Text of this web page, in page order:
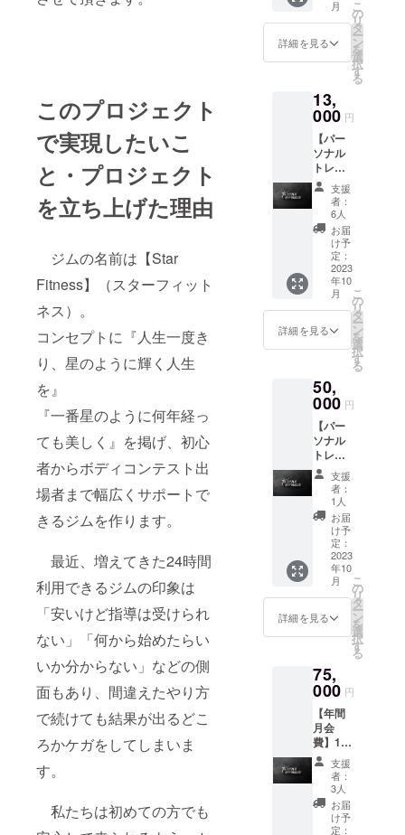
このプロジェクト
で実現したいこ
と・プロジェクト
を立ち上げた理由
ジムの名前は【Star
Fitness】（スターフィット
ネス）。
コンセプトに『人生一度き
り、星のように輝く人生
を』
『一番星のように何年経っ
ても美しく』を掲げ、初心
者からボディコンテスト出
場者まで幅広くサポートで
きるジムを作ります。
最近、増えてきた24時間
利用できるジムの印象は
「安いけど指導は受けられ
ない」「何から始めたらい
いか分からない」などの側
面もあり、間違えたやり方
で続けても結果が出るどこ
ろかケガをしてしまいま
す。
私たちは初めての方でも
話にて
ご予約
をお願
限2023
年11月
年4月末
まで
チケッ
トを郵
送致し
ますの
0～
PM10:0
0までの
間にご
利用く
ださ
い。
（PM8:
00まで
にご入
館下さ
い） ※
水曜日
は無人
営業の
為、利
用不可
～2024
年11月
月
詳細を見る
こ
の
リ
タ
ー
ン
を
選
択
す
る
13,
000 円
【パー
ソナル
トレー
ニン
グ】 2
回（60
分）の
対面
パーソ
ナルト
レーニ
ングに
なりま
す。 お
客様の
た食
事・ト
レーニ
ング指
導をさ
せて頂
きま
す。 予
約はHP
と連動
してい
るアプ
リまた
はお電
話にて
ご予約
をお願
限2023
年11月
年4月末
まで
支援
者：
6人
お届
け予
定：
2023
年10
月
詳細を見る
こ
の
リ
タ
ー
ン
を
選
択
す
る
50,
000 円
【パー
ソナル
トレー
ニン
グ】
1ヶ月分
（8回）
の対面
パーソ
ナルト
レーニ
ングに
なりま
す。 お
客様の
た食
事・ト
レーニ
ング指
導をさ
せて頂
きま
す。 予
約はHP
と連動
してい
るアプ
支援
者：
1人
お届
け予
定：
2023
年10
月
詳細を見る
こ
の
リ
タ
ー
ン
を
選
択
す
る
75,
000 円
【年間
月会
費】1年
分 1年
分の月
会費を
先にお
支払い
頂くこ
支援
者：
3人
お届
け予
定：